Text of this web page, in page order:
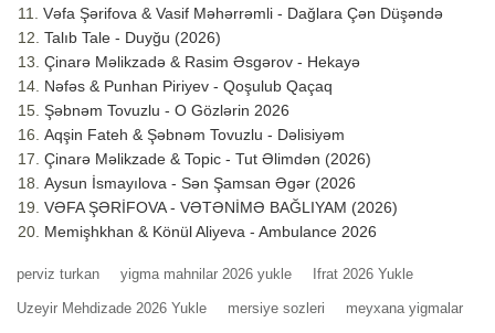
Vəfa Şərifova & Vasif Məhərrəmli - Dağlara Çən Düşəndə
Talıb Tale - Duyğu (2026)
Çinarə Məlikzadə & Rasim Əsgərov - Hekayə
Nəfəs & Punhan Piriyev - Qoşulub Qaçaq
Şəbnəm Tovuzlu - O Gözlərin 2026
Aqşin Fateh & Şəbnəm Tovuzlu - Dəlisiyəm
Çinarə Məlikzade & Topic - Tut Əlimdən (2026)
Aysun İsmayılova - Sən Şamsan Əgər (2026
VƏFA ŞƏRİFOVA - VƏTƏNİMƏ BAĞLIYAM (2026)
Memişhkhan & Könül Aliyeva - Ambulance 2026
perviz turkan yigma mahnilar 2026 yukle Ifrat 2026 Yukle
Uzeyir Mehdizade 2026 Yukle mersiye sozleri meyxana yigmalar